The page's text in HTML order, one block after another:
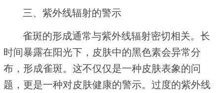
三、紫外线辐射的警示
雀斑的形成通常与紫外线辐射密切相关。长
时间暴露在阳光下，皮肤中的黑色素会异常分
布，形成雀斑。这不仅仅是一种皮肤表象的问
题，更是一种对皮肤健康的警示。过度的紫外线